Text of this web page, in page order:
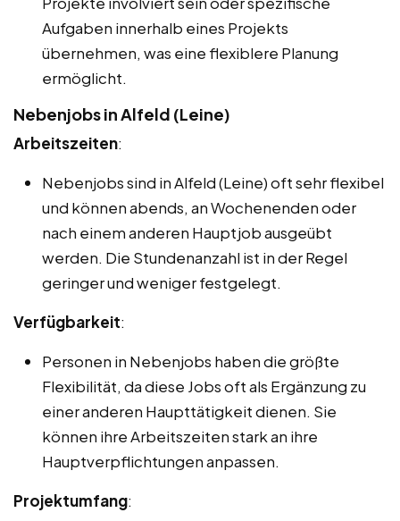
Aufgaben innerhalb eines Projekts
übernehmen, was eine flexiblere Planung
ermöglicht.
Nebenjobs in Alfeld (Leine)
Arbeitszeiten:
Nebenjobs sind in Alfeld (Leine) oft sehr flexibel
und können abends, an Wochenenden oder
nach einem anderen Hauptjob ausgeübt
werden. Die Stundenanzahl ist in der Regel
geringer und weniger festgelegt.
Verfügbarkeit:
Personen in Nebenjobs haben die größte
Flexibilität, da diese Jobs oft als Ergänzung zu
einer anderen Haupttätigkeit dienen. Sie
können ihre Arbeitszeiten stark an ihre
Hauptverpflichtungen anpassen.
Projektumfang: